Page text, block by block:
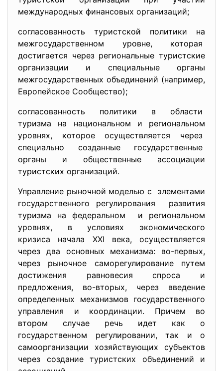
международных финансовых организаций;
согласованность туристской политики на
межгосударственном уровне, которая
достигается через региональные туристские
организации и специальные органы
межгосударственных объединений (например,
Европейское Сообщество);
согласованность политики в области
туризма на национальном и региональном
уровнях, которое осуществляется через
специально созданные государственные
органы и общественные ассоциации
туристских организаций.
Управление рыночной моделью с элементами
государственного регулирования развития
туризма на федеральном и региональном
уровнях, в условиях экономического
кризиса начала XXI века, осуществляется
через два основных механизма: во-первых,
через рыночное саморегулирование путем
достижения равновесия спроса и
предложения, во-вторых, через введение
определенных механизмов государственного
управления и координации. Причем во
втором случае речь идет как о
государственном регулировании, так и о
самоорганизации хозяйствующих субъектов
через создание туристских объединений и